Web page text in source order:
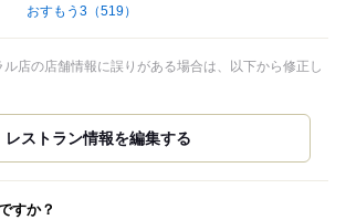
おすもう3 （519）
店の店舗情報に誤りがある場合は、以下から修正し
すか？